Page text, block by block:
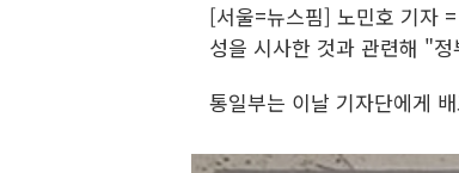
[서울=뉴스핌] 노민호 기자
성을 시사한 것과 관련해 "
통일부는 이날 기자단에게